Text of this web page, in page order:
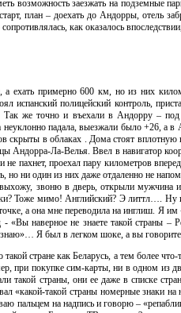
возможность заезжать на подземные
план – доехать до Андорры, отель
как оказалось
ехать примерно 600 км, но из них
испанский полицейский контроль,
Так же точно и въехали в Андорру –
падала, выезжали было +26, а
скрыты в облаках . Дома стоят вплотную
Андорра-Ла-Велья. Ввел в навигатор
не пахнет, проехал пару километров
ни один из них даже отдаленно не
звоню в дверь, открыли
Тоже мимо! Английский? Э литтл…. Ну
а она мне переводила на инглиш. Я
«Вы наверное не знаете такой страны
Я был в легком шоке, а вы
стране как Беларусь, а тем более что-
при покупке сим-карты, ни в одном из
такой страны, они ее даже в списке
«какой-такой страны номерные знаки
пальцем на надпись и говорю –